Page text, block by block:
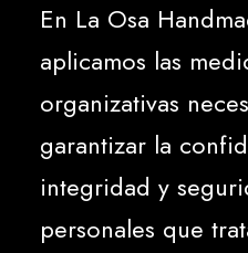
En La Osa
aplicamos las
organizativas
garantizar la
integridad y
personales que